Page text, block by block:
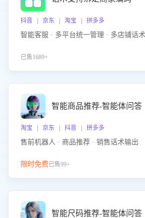
抖音 | 京东 | 淘宝 | 拼多多
智能客服 · 多平台统一管理 · 多店铺话
已售1689+
智能商品推荐-智能体问答
淘宝 | 京东 | 抖音 | 拼多多
售前机器人 · 商品推荐 · 销售话术输出
限时免费已售99+
智能尺码推荐-智能体问答